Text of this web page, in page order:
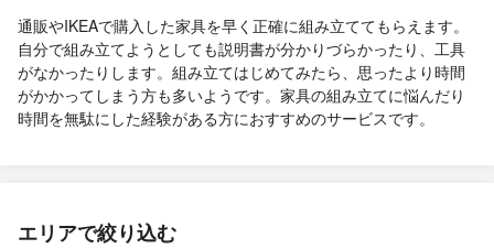
通販やIKEAで購入した家具を早く正確に組み立ててもらえます。
自分で組み立てようとしても説明書が分かりづらかったり、工具
がなかったりします。組み立てはじめてみたら、思ったより時間
がかかってしまう方も多いようです。家具の組み立てに悩んだり
時間を無駄にした経験がある方におすすめのサービスです。
エリアで絞り込む